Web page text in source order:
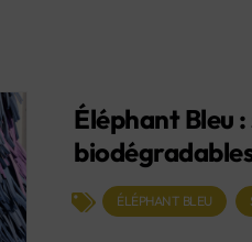
Éléphant Bleu
ÉLÉPHANT BLEU